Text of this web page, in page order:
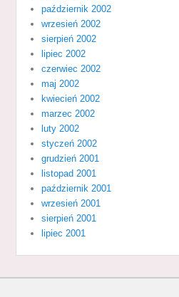
październik 2002
wrzesień 2002
sierpień 2002
lipiec 2002
czerwiec 2002
maj 2002
kwiecień 2002
marzec 2002
luty 2002
styczeń 2002
grudzień 2001
listopad 2001
październik 2001
wrzesień 2001
sierpień 2001
lipiec 2001